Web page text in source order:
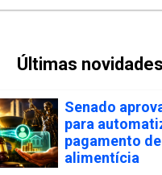
Últimas novidades
Senado
para
pagamento
alimentícia